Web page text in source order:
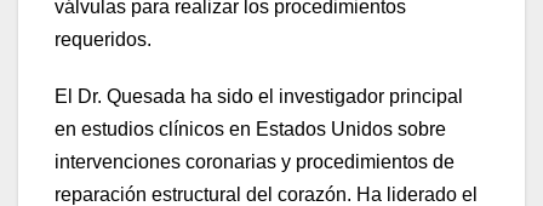
válvulas para realizar los procedimientos
requeridos.
El Dr. Quesada ha sido el investigador principal
en estudios clínicos en Estados Unidos sobre
intervenciones coronarias y procedimientos de
reparación estructural del corazón. Ha liderado el